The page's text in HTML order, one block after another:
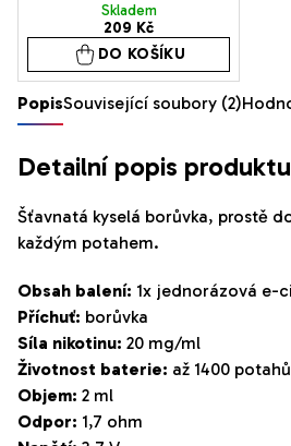
Skladem
209 Kč
DO KOŠÍKU
PopisSouvisející soubory (2)
Detailní popis produktu
Šťavnatá kyselá borůvka, prostě
každým potahem.
Obsah balení: 1x jednorázová e-
Příchuť: borůvka
Síla nikotinu: 20 mg/ml
Životnost baterie: až 1400 potahů
Objem: 2 ml
Odpor: 1,7 ohm